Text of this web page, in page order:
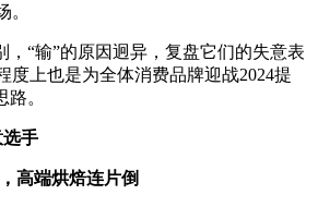
。
，“输”的原因迥异，复盘它们的失意表
度上也是为全体消费品牌迎战2024提
。
手
高端烘焙连片倒